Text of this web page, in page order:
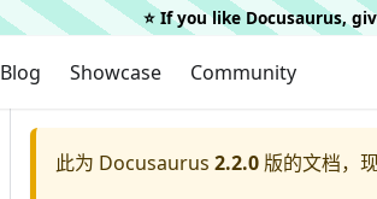
⭐️ If you like Docusaurus,
Blog Showcase Community
此为 Docusaurus 2.2.0 版的文档，